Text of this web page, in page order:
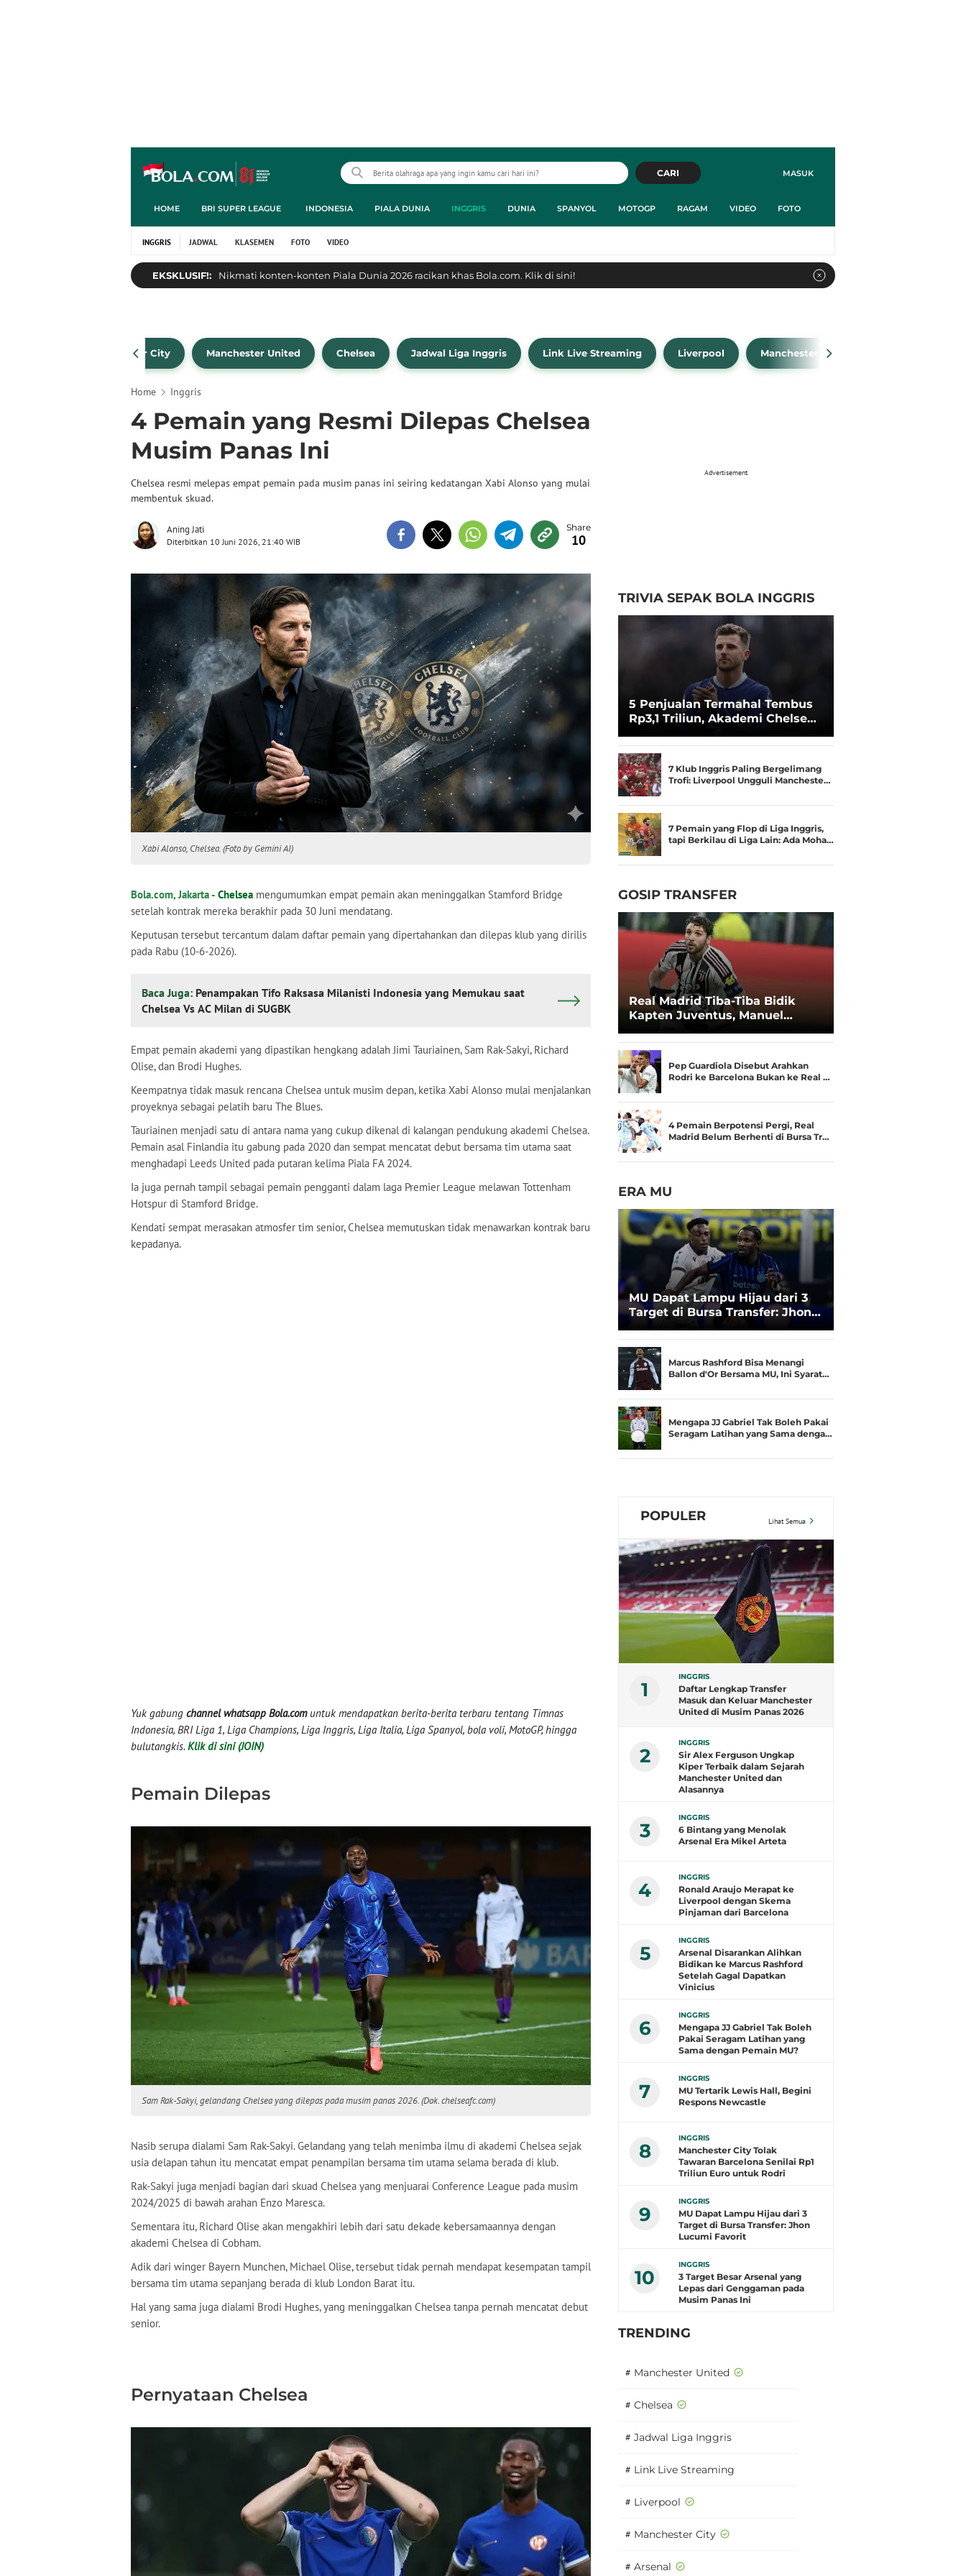
MASUK
CARI
HOME BRI SUPER LEAGUE INDONESIA PIALA DUNIA INGGRIS DUNIA SPANYOL MOTOGP RAGAM VIDEO FOTO
INGGRIS JADWAL KLASEMEN FOTO VIDEO
EKSKLUSIF!: Nikmati konten-konten Piala Dunia 2026 racikan khas Bola.com. Klik di sini!
Manchester City Manchester United Chelsea Jadwal Liga Inggris Link Live Streaming Liverpool Manchester City
Home Inggris
4 Pemain yang Resmi Dilepas Chelsea
Musim Panas Ini
Chelsea resmi melepas empat pemain pada musim panas ini seiring kedatangan Xabi Alonso yang mulai
membentuk skuad.
Aning Jati
Diterbitkan 10 Juni 2026, 21:40 WIB 10
Xabi Alonso, Chelsea. (Foto by Gemini AI)
Bola.com, Jakarta - Chelsea mengumumkan empat pemain akan meninggalkan Stamford Bridge
setelah kontrak mereka berakhir pada 30 Juni mendatang.
Keputusan tersebut tercantum dalam daftar pemain yang dipertahankan dan dilepas klub yang dirilis
pada Rabu (10-6-2026).
Baca Juga: Penampakan Tifo Raksasa Milanisti Indonesia yang Memukau saat
Chelsea Vs AC Milan di SUGBK
Empat pemain akademi yang dipastikan hengkang adalah Jimi Tauriainen, Sam Rak-Sakyi, Richard
Olise, dan Brodi Hughes.
Keempatnya tidak masuk rencana Chelsea untuk musim depan, ketika Xabi Alonso mulai menjalankan
proyeknya sebagai pelatih baru The Blues.
Tauriainen menjadi satu di antara nama yang cukup dikenal di kalangan pendukung akademi Chelsea.
Pemain asal Finlandia itu gabung pada 2020 dan sempat mencatat debut bersama tim utama saat
menghadapi Leeds United pada putaran kelima Piala FA 2024.
Ia juga pernah tampil sebagai pemain pengganti dalam laga Premier League melawan Tottenham
Hotspur di Stamford Bridge.
Kendati sempat merasakan atmosfer tim senior, Chelsea memutuskan tidak menawarkan kontrak baru
kepadanya.
Yuk gabung channel whatsapp Bola.comuntuk mendapatkan berita-berita terbaru tentang Timnas
Indonesia, BRI Liga 1, Liga Champions, Liga Inggris, Liga Italia, Liga Spanyol, bola voli, MotoGP, hingga
bulutangkis. Klik di sini (JOIN)
Pemain Dilepas
Sam Rak-Sakyi, gelandang Chelsea yang dilepas pada musim panas 2026. (Dok. chelseafc.com)
Nasib serupa dialami Sam Rak-Sakyi. Gelandang yang telah menimba ilmu di akademi Chelsea sejak
usia delapan tahun itu mencatat empat penampilan bersama tim utama selama berada di klub.
Rak-Sakyi juga menjadi bagian dari skuad Chelsea yang menjuarai Conference League pada musim
2024/2025 di bawah arahan Enzo Maresca.
Sementara itu, Richard Olise akan mengakhiri lebih dari satu dekade kebersamaannya dengan
akademi Chelsea di Cobham.
Adik dari winger Bayern Munchen, Michael Olise, tersebut tidak pernah mendapat kesempatan tampil
bersama tim utama sepanjang berada di klub London Barat itu.
Hal yang sama juga dialami Brodi Hughes, yang meninggalkan Chelsea tanpa pernah mencatat debut
senior.
Pernyataan Chelsea
Advertisement
TRIVIA SEPAK BOLA INGGRIS
5 Penjualan Termahal Tembus
Rp3,1 Triliun, Akademi Chelsea
7 Klub Inggris Paling Bergelimang
Trofi: Liverpool Ungguli Mancheste…
7 Pemain yang Flop di Liga Inggris,
tapi Berkilau di Liga Lain: Ada Moha…
GOSIP TRANSFER
Real Madrid Tiba-Tiba Bidik
Kapten Juventus, Manuel
Pep Guardiola Disebut Arahkan
Rodri ke Barcelona Bukan ke Real …
4 Pemain Berpotensi Pergi, Real
Madrid Belum Berhenti di Bursa Tr…
ERA MU
MU Dapat Lampu Hijau dari 3
Target di Bursa Transfer: Jhon
Marcus Rashford Bisa Menangi
Ballon d'Or Bersama MU, Ini Syarat…
Mengapa JJ Gabriel Tak Boleh Pakai
Seragam Latihan yang Sama denga…
POPULER Lihat Semua
1
INGGRIS
Daftar Lengkap Transfer
Masuk dan Keluar Manchester
United di Musim Panas 2026
2
INGGRIS
Sir Alex Ferguson Ungkap
Kiper Terbaik dalam Sejarah
Manchester United dan
Alasannya
3
INGGRIS
6 Bintang yang Menolak
Arsenal Era Mikel Arteta
4
INGGRIS
Ronald Araujo Merapat ke
Liverpool dengan Skema
Pinjaman dari Barcelona
5
INGGRIS
Arsenal Disarankan Alihkan
Bidikan ke Marcus Rashford
Setelah Gagal Dapatkan
Vinicius
6
INGGRIS
Mengapa JJ Gabriel Tak Boleh
Pakai Seragam Latihan yang
Sama dengan Pemain MU?
7
INGGRIS
MU Tertarik Lewis Hall, Begini
Respons Newcastle
8
INGGRIS
Manchester City Tolak
Tawaran Barcelona Senilai Rp1
Triliun Euro untuk Rodri
9
INGGRIS
MU Dapat Lampu Hijau dari 3
Target di Bursa Transfer: Jhon
Lucumi Favorit
10
INGGRIS
3 Target Besar Arsenal yang
Lepas dari Genggaman pada
Musim Panas Ini
TRENDING
# Manchester United
# Chelsea
# Jadwal Liga Inggris
# Link Live Streaming
# Liverpool
# Manchester City
# Arsenal